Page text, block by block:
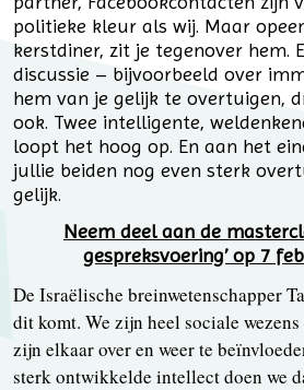
politieke kleur als wij. Maar
kerstdiner, zit je tegenover hem.
discussie – bijvoorbeeld over
hem van je gelijk te overtuigen,
ook. Twee intelligente,
loopt het hoog op. En aan het
jullie beiden nog even sterk
gelijk.
Neem deel aan de
gespreksvoering’ op 7
De Israëlische breinwetenschapper
dit komt. We zijn heel sociale
zijn elkaar over en weer te
sterk ontwikkelde intellect doen we